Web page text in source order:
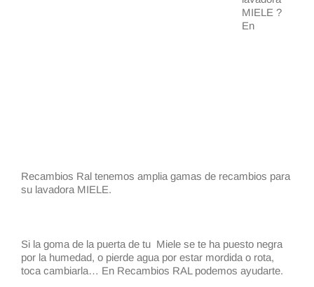
MIELE ?
En
Recambios Ral tenemos amplia gamas de recambios para
su lavadora MIELE.
Si la goma de la puerta de tu Miele se te ha puesto negra
por la humedad, o pierde agua por estar mordida o rota,
toca cambiarla… En Recambios RAL podemos ayudarte.